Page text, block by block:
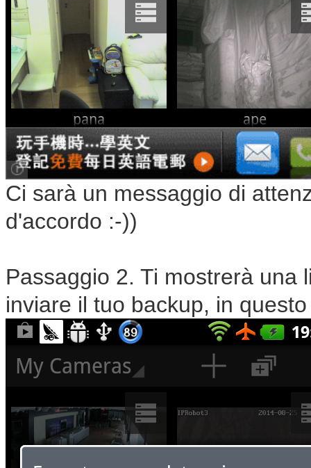
Ci sarà un messaggio di
d'accordo :-))
Passaggio 2. Ti mostrerà una
inviare il tuo backup, in